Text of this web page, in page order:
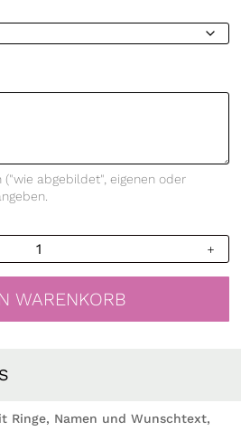
abgebildet", eigenen oder
WARENKORB
Ringe, Namen und Wunschtext,